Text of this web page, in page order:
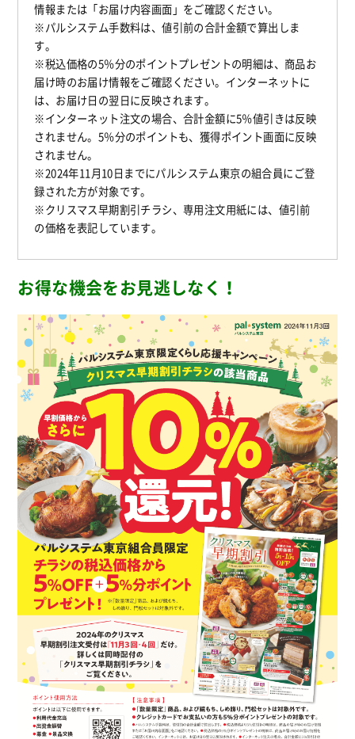
情報または「お届け内容画面」をご確認ください。
※パルシステム手数料は、値引前の合計金額で算出しま
す。
※税込価格の5％分のポイントプレゼントの明細は、商品お
届け時のお届け情報をご確認ください。インターネットに
は、お届け日の翌日に反映されます。
※インターネット注文の場合、合計金額に5％値引きは反映
されません。5％分のポイントも、獲得ポイント画面に反映
されません。
※2024年11月10日までにパルシステム東京の組合員にご登
録された方が対象です。
※クリスマス早期割引チラシ、専用注文用紙には、値引前
の価格を表記しています。
お得な機会をお見逃しなく！